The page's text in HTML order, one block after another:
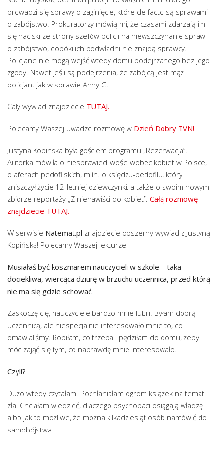
prowadzi się sprawy o zaginięcie, które de facto są sprawami
o zabójstwo. Prokuratorzy mówią mi, że czasami zdarzają im
się naciski ze strony szefów policji na niewszczynanie spraw
o zabójstwo, dopóki ich podwładni nie znajdą sprawcy.
Policjanci nie mogą wejść wtedy domu podejrzanego bez jego
zgody. Nawet jeśli są podejrzenia, że zabójcą jest mąż
policjant jak w sprawie Anny G.
Cały wywiad znajdziecie TUTAJ.
Polecamy Waszej uwadze rozmowę w Dzień Dobry TVN!
Justyna Kopinska była gościem programu „Rezerwacja”.
Autorka mówiła o niesprawiedliwości wobec kobiet w Polsce,
o aferach pedofilskich, m.in. o księdzu-pedofilu, który
zniszczył życie 12-letniej dziewczynki, a także o swoim nowym
zbiorze reportaży „Z nienawiści do kobiet”. Całą rozmowę
znajdziecie TUTAJ.
W serwisie Natemat.pl znajdziecie obszerny wywiad z Justyną
Kopińską! Polecamy Waszej lekturze!
Musiałaś być koszmarem nauczycieli w szkole – taka
dociekliwa, wiercąca dziurę w brzuchu uczennica, przed którą
nie ma się gdzie schować.
Zaskoczę cię, nauczyciele bardzo mnie lubili. Byłam dobrą
uczennicą, ale niespecjalnie interesowało mnie to, co
omawialiśmy. Robiłam, co trzeba i pędziłam do domu, żeby
móc zająć się tym, co naprawdę mnie interesowało.
Czyli?
Dużo wtedy czytałam. Pochłaniałam ogrom książek na temat
zła. Chciałam wiedzieć, dlaczego psychopaci osiągają władzę
albo jak to możliwe, że można kilkadziesiąt osób namówić do
samobójstwa.